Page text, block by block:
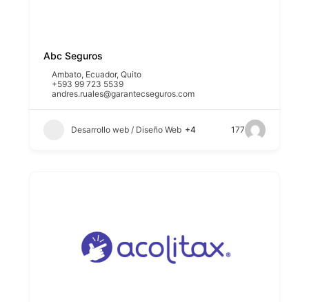
Abc Seguros
Ambato, Ecuador,Quito
+593 99 723 5539
andres.ruales@garantecseguros.com
Desarrollo web / Diseño Web +4 177